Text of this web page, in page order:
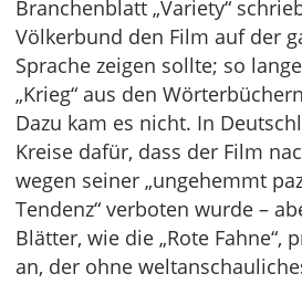
Branchenblatt „Variety“
Völkerbund den Film auf der
Sprache zeigen sollte; so
„Krieg“ aus den
Dazu kam es nicht. In
Kreise dafür, dass der Film
wegen seiner „ungehemmt
Tendenz“ verboten wurde –
Blätter, wie die „Rote Fahne“,
an, der ohne